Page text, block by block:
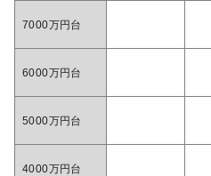
7000万円台
6000万円台
5000万円台
4000万円台